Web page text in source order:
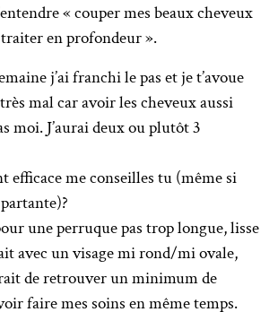
« couper mes beaux cheveux
en profondeur ».
j’ai franchi le pas et je t’avoue
mal car avoir les cheveux aussi
moi. J’aurai deux ou plutôt 3
efficace me conseilles tu (même si
une perruque pas trop longue, lisse
avec un visage mi rond/mi ovale,
de retrouver un minimum de
faire mes soins en même temps.